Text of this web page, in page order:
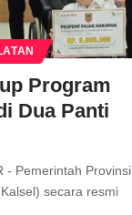
Program
Dua Panti
- Pemerintah Provinsi
secara resmi